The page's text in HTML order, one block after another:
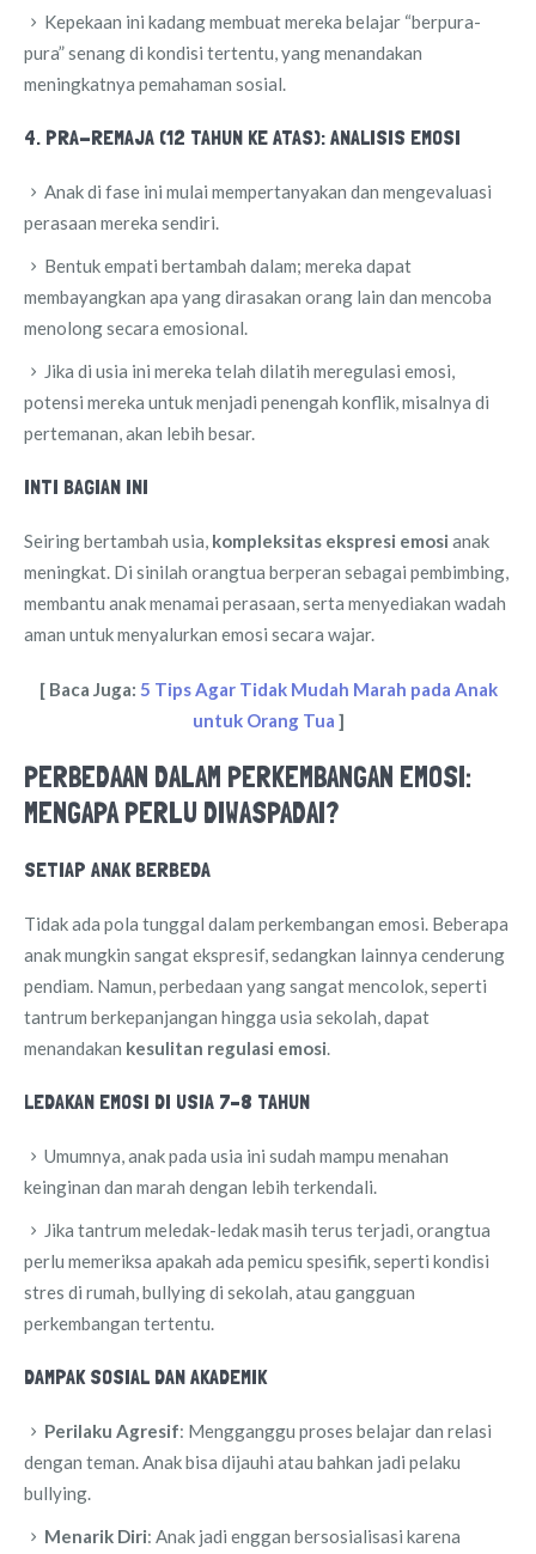
Kepekaan ini kadang membuat mereka belajar “berpura-
pura” senang di kondisi tertentu, yang menandakan
meningkatnya pemahaman sosial.
4. PRA-REMAJA (12 TAHUN KE ATAS): ANALISIS EMOSI
Anak di fase ini mulai mempertanyakan dan mengevaluasi
perasaan mereka sendiri.
Bentuk empati bertambah dalam; mereka dapat
membayangkan apa yang dirasakan orang lain dan mencoba
menolong secara emosional.
Jika di usia ini mereka telah dilatih meregulasi emosi,
potensi mereka untuk menjadi penengah konflik, misalnya di
pertemanan, akan lebih besar.
INTI BAGIAN INI
Seiring bertambah usia, kompleksitas ekspresi emosi anak
meningkat. Di sinilah orangtua berperan sebagai pembimbing,
membantu anak menamai perasaan, serta menyediakan wadah
aman untuk menyalurkan emosi secara wajar.
[ Baca Juga: 5 Tips Agar Tidak Mudah Marah pada Anak
untuk Orang Tua ]
PERBEDAAN DALAM PERKEMBANGAN EMOSI:
MENGAPA PERLU DIWASPADAI?
SETIAP ANAK BERBEDA
Tidak ada pola tunggal dalam perkembangan emosi. Beberapa
anak mungkin sangat ekspresif, sedangkan lainnya cenderung
pendiam. Namun, perbedaan yang sangat mencolok, seperti
tantrum berkepanjangan hingga usia sekolah, dapat
menandakan kesulitan regulasi emosi.
LEDAKAN EMOSI DI USIA 7–8 TAHUN
Umumnya, anak pada usia ini sudah mampu menahan
keinginan dan marah dengan lebih terkendali.
Jika tantrum meledak-ledak masih terus terjadi, orangtua
perlu memeriksa apakah ada pemicu spesifik, seperti kondisi
stres di rumah, bullying di sekolah, atau gangguan
perkembangan tertentu.
DAMPAK SOSIAL DAN AKADEMIK
Perilaku Agresif: Mengganggu proses belajar dan relasi
dengan teman. Anak bisa dijauhi atau bahkan jadi pelaku
bullying.
Menarik Diri: Anak jadi enggan bersosialisasi karena